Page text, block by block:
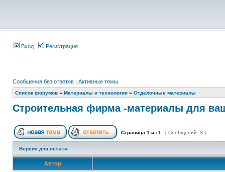
Вход Регистрация
Сообщения без ответов | Активные темы
Список форумов » Материалы и технологии » Отделочные материалы
Строительная фирма -материалы для
Страница 1 из 1 [ Сообщений: 3 ]
Версия для печати
Автор